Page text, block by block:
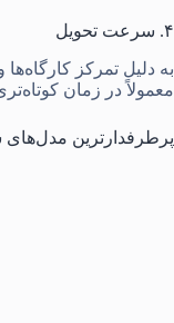
۴. سرعت تحویل
به دلیل تمرکز
معمولاً در زمان
پرطرفدارترین